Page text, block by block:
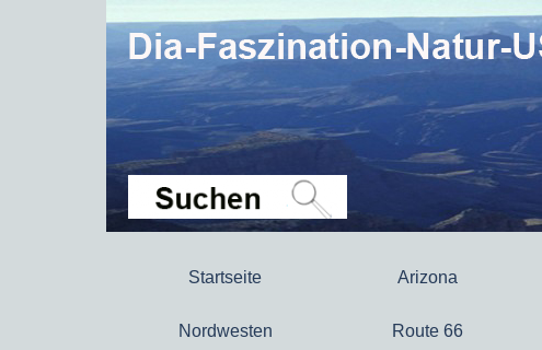
Startseite Arizona
Nordwesten Route 66